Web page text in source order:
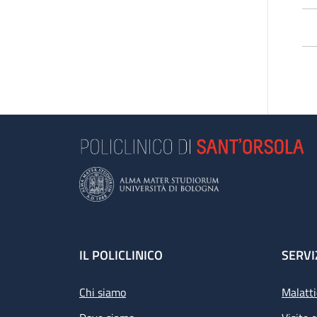
Footer
IL POLICLINICO
Chi siamo